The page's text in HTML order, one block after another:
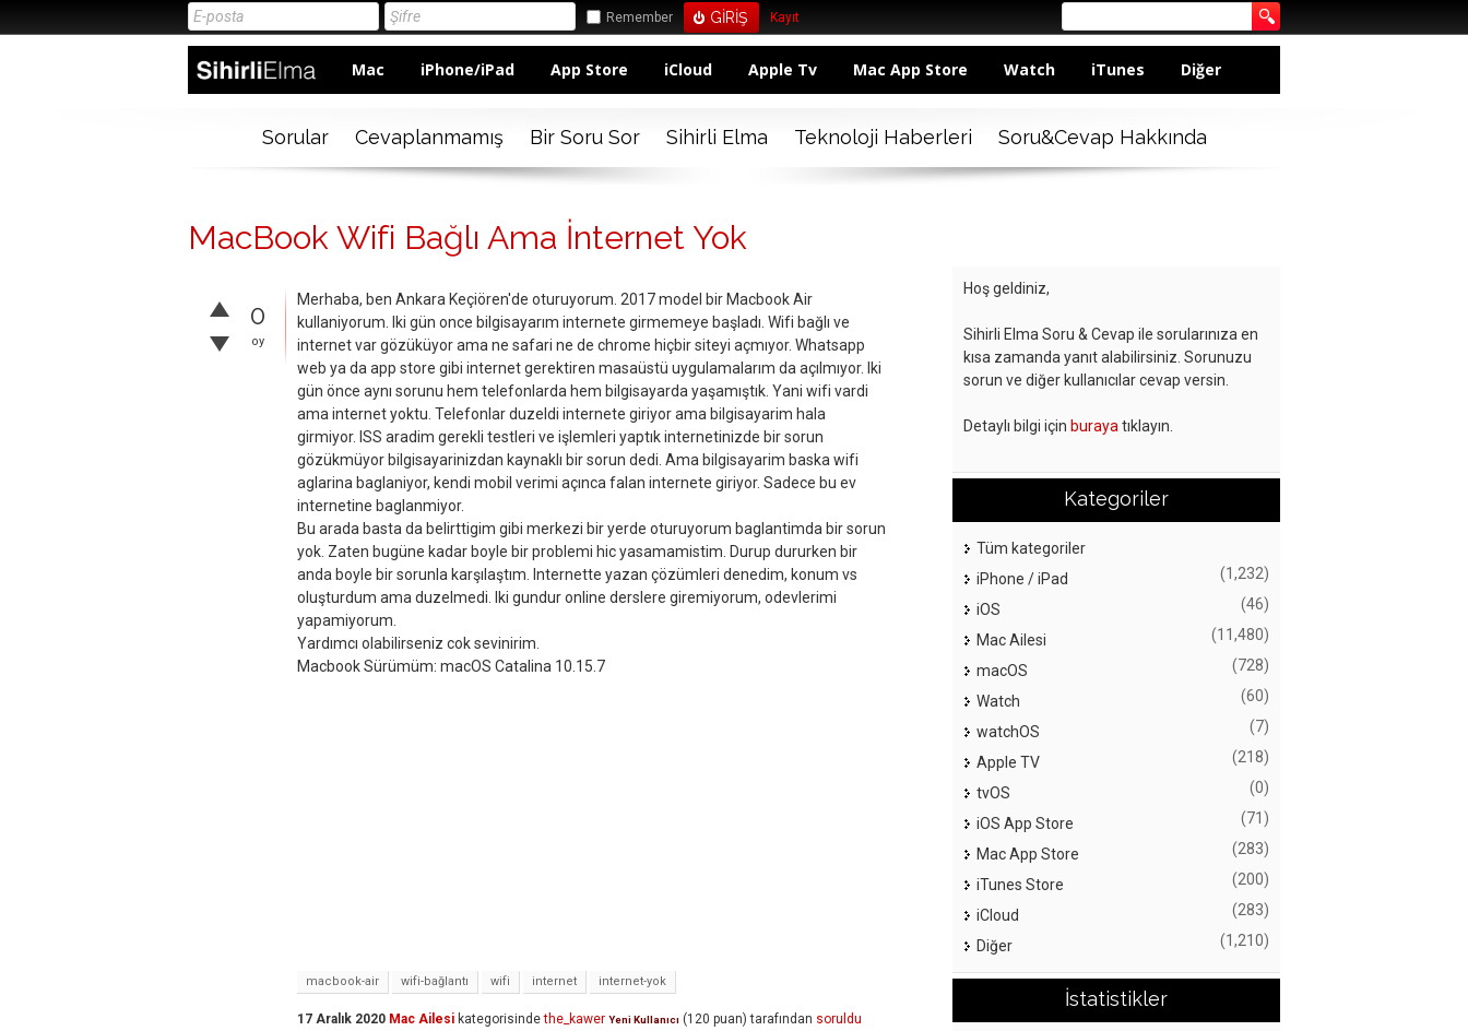
Remember Kayıt
Mac iPhone/iPad App Store iCloud Apple Tv Mac App Store Watch iTunes Diğer
Sorular Cevaplanmamış Bir Soru Sor Sihirli Elma Teknoloji Haberleri Soru&Cevap Hakkında
MacBook Wifi Bağlı Ama İnternet Yok
0
oy
Merhaba, ben Ankara Keçiören'de oturuyorum. 2017 model bir Macbook Air
kullaniyorum. Iki gün once bilgisayarım internete girmemeye başladı. Wifi bağlı ve
internet var gözüküyor ama ne safari ne de chrome hiçbir siteyi açmıyor. Whatsapp
web ya da app store gibi internet gerektiren masaüstü uygulamalarım da açılmıyor. Iki
gün önce aynı sorunu hem telefonlarda hem bilgisayarda yaşamıştık. Yani wifi vardi
ama internet yoktu. Telefonlar duzeldi internete giriyor ama bilgisayarim hala
girmiyor. ISS aradim gerekli testleri ve işlemleri yaptık internetinizde bir sorun
gözükmüyor bilgisayarinizdan kaynaklı bir sorun dedi. Ama bilgisayarim baska wifi
aglarina baglaniyor, kendi mobil verimi açınca falan internete giriyor. Sadece bu ev
internetine baglanmiyor.
Bu arada basta da belirttigim gibi merkezi bir yerde oturuyorum baglantimda bir sorun
yok. Zaten bugüne kadar boyle bir problemi hic yasamamistim. Durup dururken bir
anda boyle bir sorunla karşılaştım. Internette yazan çözümleri denedim, konum vs
oluşturdum ama duzelmedi. Iki gundur online derslere giremiyorum, odevlerimi
yapamiyorum.
Yardımcı olabilirseniz cok sevinirim.
Macbook Sürümüm: macOS Catalina 10.15.7
macbook-air wifi-bağlantı wifi internet internet-yok
17 Aralık 2020 Mac Ailesi kategorisinde the_kawer Yeni Kullanıcı (120 puan) tarafından soruldu
Hoş geldiniz,
Sihirli Elma Soru & Cevap ile sorularınıza en
kısa zamanda yanıt alabilirsiniz. Sorunuzu
sorun ve diğer kullanıcılar cevap versin.
Detaylı bilgi için buraya tıklayın.
Kategoriler
Tüm kategoriler
iPhone / iPad
(1,232)
iOS (46)
Mac Ailesi (11,480)
macOS (728)
Watch (60)
watchOS (7)
Apple TV (218)
tvOS (0)
iOS App Store (71)
Mac App Store (283)
iTunes Store (200)
iCloud (283)
Diğer (1,210)
İstatistikler